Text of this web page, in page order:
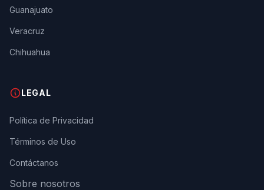
Guanajuato
Veracruz
Chihuahua
LEGAL
Política de Privacidad
Términos de Uso
Contáctanos
Sobre nosotros